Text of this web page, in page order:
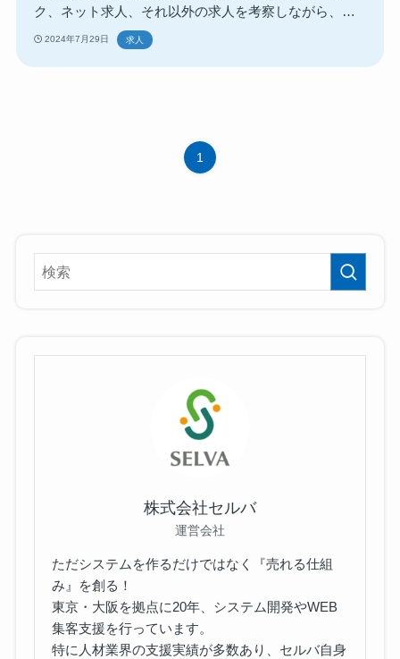
ク、ネット求人、それ以外の求人を考察しながら、ど
んな求人媒体を選択するかを解説。
2024年7月29日 求人
1
株式会社セルバ
運営会社
ただシステムを作るだけではなく『売れる仕組
み』を創る！
東京・大阪を拠点に20年、システム開発やWEB
集客支援を行っています。
特に人材業界の支援実績が多数あり、セルバ自身